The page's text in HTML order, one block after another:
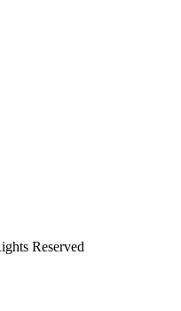
Reserved